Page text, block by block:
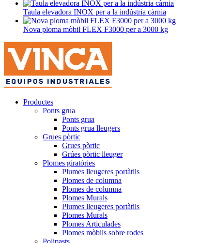
Taula elevadora INOX per a la indústria càrnia
Nova ploma mòbil FLEX F3000 per a 3000 kg
Productes
Ponts grua
Ponts grua
Ponts grua lleugers
Grues pòrtic
Grues pòrtic
Grúes pòrtic lleuger
Plomes giratòries
Plumes lleugeres portàtils
Plomes de columna
Plomes de columna
Plomes Murals
Plumes lleugeres portàtils
Plomes Murals
Plomes Articulades
Plomes mòbils sobre rodes